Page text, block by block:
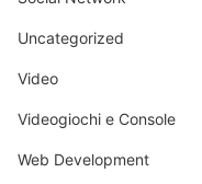
Uncategorized
Video
Videogiochi e Console
Web Development